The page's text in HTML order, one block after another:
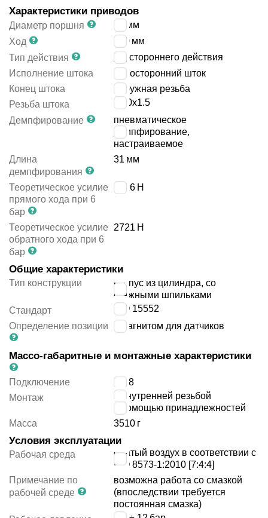
Характеристики приводов
Диаметр поршня
мм
Ход
100 мм
Тип действия
двустороннего действия
Исполнение штока
односторонний шток
Конец штока
наружная резьба
Резьба штока
M20x1.5
Демпфирование
пневматическое
демпфирование,
настраиваемое
Длина
демпфирования
31 мм
Теоретическое усилие
прямого хода при 6
бар
3016 Н
Теоретическое усилие
обратного хода при 6
бар
2721 Н
Общие характеристики
Тип конструкции
корпус из цилиндра, со
стяжными шпильками
Стандарт
ISO 15552
Определение позиции
с магнитом для датчиков
Массо-габаритные и монтажные характеристики
Подключение
G3/8
Монтаж
с внутренней резьбой
с помощью принадлежностей
Масса
3510 г
Условия эксплуатации
Рабочая среда
сжатый воздух в соответствии с
ISO 8573-1:2010 [7:4:4]
Примечание по
рабочей среде
возможна работа со смазкой
(впоследствии требуется
постоянная смазка)